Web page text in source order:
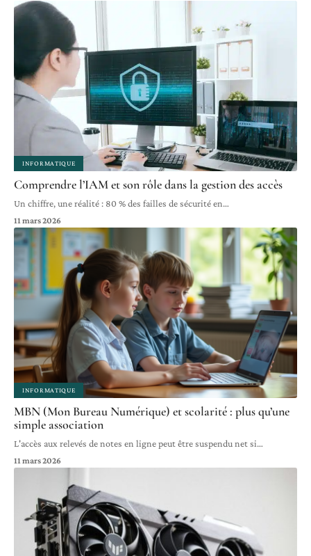
INFORMATIQUE
Comprendre l’IAM et son rôle dans la gestion des accès
Un chiffre, une réalité : 80 % des failles de sécurité en…
11 mars 2026
INFORMATIQUE
MBN (Mon Bureau Numérique) et scolarité : plus qu’une
simple association
L'accès aux relevés de notes en ligne peut être suspendu net si…
11 mars 2026